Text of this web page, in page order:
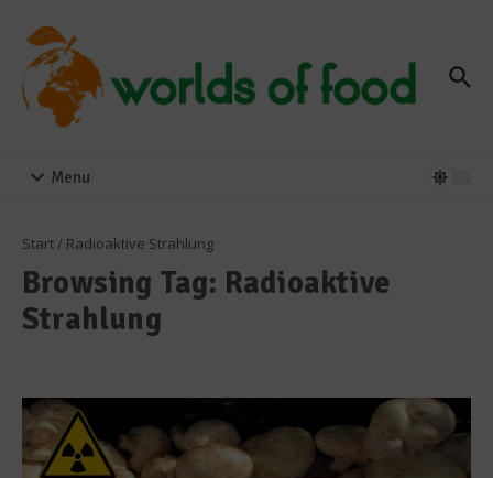
Menu
Start/ Radioaktive Strahlung
Browsing Tag: Radioaktive
Strahlung